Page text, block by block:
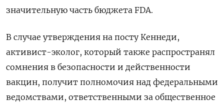
значительную часть бюджета FDA.
В случае утверждения на посту Кеннеди,
активист-эколог, который также распространял
сомнения в безопасности и действенности
вакцин, получит полномочия над федеральными
ведомствами, ответственными за общественное